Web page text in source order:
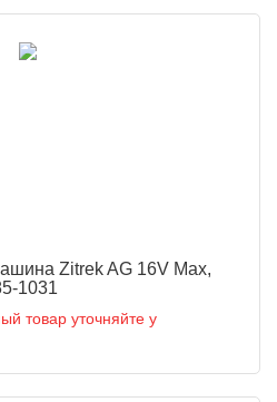
Zitrek AG 16V Max,
1031
товар уточняйте у